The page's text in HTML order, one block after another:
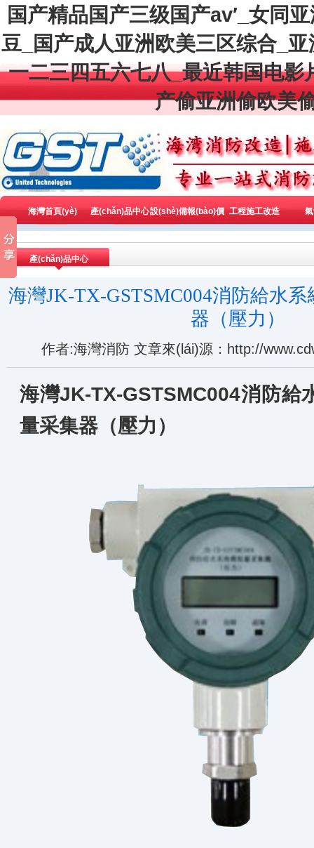
国产精品国产三级国产av′_女同
豆_国产成人亚洲欧美三区综合_
一二三四五六七八_最近韩国电影
产偷亚洲偷欧美
海灣首頁(yè) 產(chǎn)品中心設(shè)備報(bào)價 工程施工改造
產(chǎn)品中心
產(chǎn)品中心>> 海灣智慧消防物
海灣JK-TX-GSTSMC004消防給水
器（壓力）
作者:海灣消防 文章來(lái)源：http://
海灣JK-TX-GSTSMC004消防給
量采集器（壓力）